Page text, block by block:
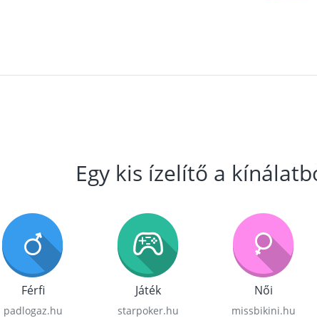
Egy kis ízelítő a
Férfi
padlogaz.hu
Játék
starpoker.hu
Női
missbikini.hu